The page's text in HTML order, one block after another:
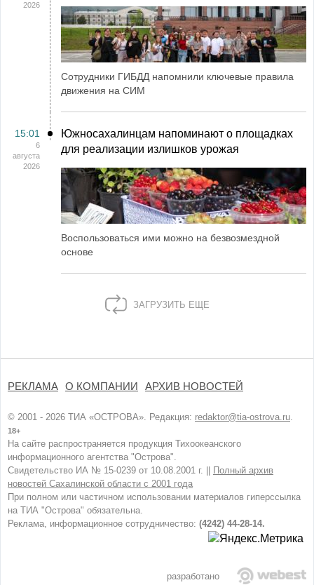
2026
Сотрудники ГИБДД напомнили ключевые правила
движения на СИМ
15:01
6
августа
2026
Южносахалинцам напоминают о площадках
для реализации излишков урожая
Воспользоваться ими можно на безвозмездной
основе
ЗАГРУЗИТЬ ЕЩЕ
РЕКЛАМА О КОМПАНИИ АРХИВ НОВОСТЕЙ
© 2001 - 2026 ТИА «ОСТРОВА». Редакция: redaktor@tia-ostrova.ru.
18+
На сайте распространяется продукция Тихоокеанского
информационного агентства "Острова".
Свидетельство ИА № 15-0239 от 10.08.2001 г. ||
Полный архив
новостей Сахалинской области с 2001 года
При полном или частичном использовании материалов гиперссылка
на ТИА "Острова" обязательна.
Реклама, информационное сотрудничество: (4242) 44-28-14.
разработано